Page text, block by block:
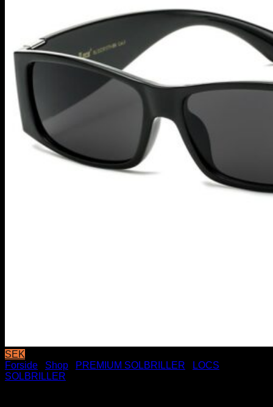
SEK
Forside
Shop PREMIUM SOLBRILLER
LOCS
SOLBRILLER